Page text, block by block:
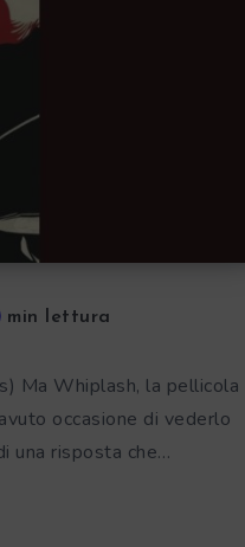
min lettura
Ma Whiplash, la pellicola
occasione di vederlo
una risposta che…